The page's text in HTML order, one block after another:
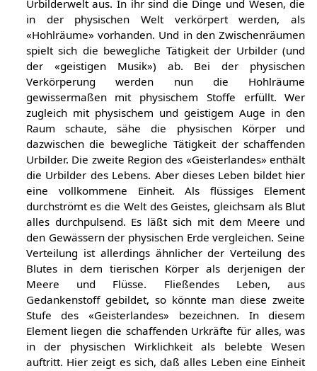
Urbilderwelt aus. In ihr sind die Dinge und Wesen, die
in der physischen Welt verkörpert werden, als
«Hohlräume» vorhanden. Und in den Zwischenräumen
spielt sich die bewegliche Tätigkeit der Urbilder (und
der «geistigen Musik») ab. Bei der physischen
Verkörperung werden nun die Hohlräume
gewissermaßen mit physischem Stoffe erfüllt. Wer
zugleich mit physischem und geistigem Auge in den
Raum schaute, sähe die physischen Körper und
dazwischen die bewegliche Tätigkeit der schaffenden
Urbilder. Die zweite Region des «Geisterlandes» enthält
die Urbilder des Lebens. Aber dieses Leben bildet hier
eine vollkommene Einheit. Als flüssiges Element
durchströmt es die Welt des Geistes, gleichsam als Blut
alles durchpulsend. Es läßt sich mit dem Meere und
den Gewässern der physischen Erde vergleichen. Seine
Verteilung ist allerdings ähnlicher der Verteilung des
Blutes in dem tierischen Körper als derjenigen der
Meere und Flüsse. Fließendes Leben, aus
Gedankenstoff gebildet, so könnte man diese zweite
Stufe des «Geisterlandes» bezeichnen. In diesem
Element liegen die schaffenden Urkräfte für alles, was
in der physischen Wirklichkeit als belebte Wesen
auftritt. Hier zeigt es sich, daß alles Leben eine Einheit